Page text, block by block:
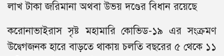
লাখ টাকা জরিমানা অথবা উভয় দণ্ডের বিধান রয়েছে
করোনাভাইরাস সৃষ্ট মহামারি কোভিড-১৯ এর সংক্রমণ
উদ্বেগজনক হারে বাড়তে থাকায় চলতি বছরের ৫ থেকে ১১